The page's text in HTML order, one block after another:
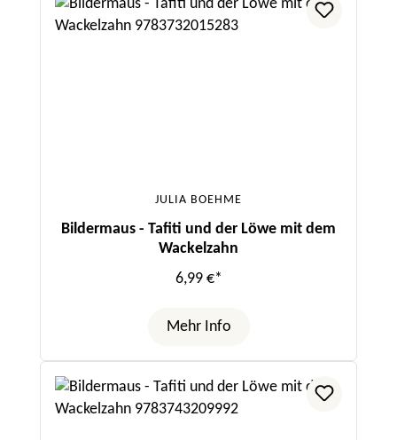
JULIA BOEHME
Bildermaus - Tafiti und der Löwe mit dem
Wackelzahn
6,99 €*
Mehr Info